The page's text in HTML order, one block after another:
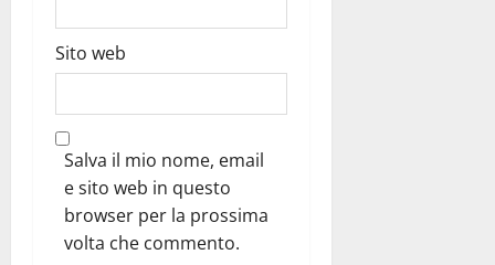
Sito web
Salva il mio nome, email
e sito web in questo
browser per la prossima
volta che commento.